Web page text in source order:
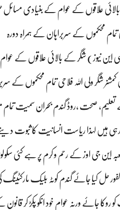
علاقوں کے عوام کے بنیادی مسائل
تمام محکموں کے سربراہان کے ہمراہ دورہ
سی این نیوز) شگر کے بالائی علاقوں
کمشنر شگر ولی اللہ فلاحی تمام محکموں کے
صحت ،روڈ گندم بحران سمیت تمام
رہی ہیں لہذا ریاست انسانیت کا ثبوت
شعبہ این جی اوز کے رحم و کرم پر ہے کئی
حل کیا جائے گندم کوٹہ بلیک
کو روکا جائے ورنہ عوام خود انکو پکڑ کر